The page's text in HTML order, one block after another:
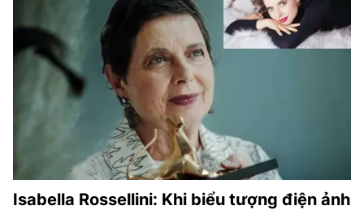
Isabella Rossellini: Khi biểu tượng điện ảnh